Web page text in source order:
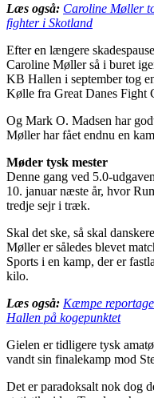
Læs også: Caroline Møller
fighter i Skotland
Efter en længere
Caroline Møller så i buret
KB Hallen i september tog
Kølle fra Great Danes Fight
Og Mark O. Madsen har
Møller har fået endnu en
Møder tysk mester
Denne gang ved 5.0-
10. januar næste år, hvor
tredje sejr i træk.
Skal det ske, så skal
Møller er således blevet
Sports i en kamp, der er
kilo.
Læs også: Kæmpe
Hallen på kogepunktet
Gielen er tidligere tysk
vandt sin finalekamp mod
Det er paradoksalt nok dog